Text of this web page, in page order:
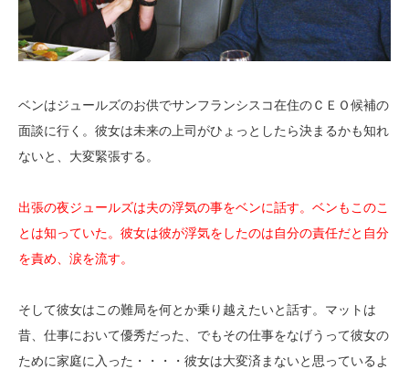
ベンはジュールズのお供でサンフランシスコ在住のＣＥＯ候補の
面談に行く。彼女は未来の上司がひょっとしたら決まるかも知れ
ないと、大変緊張する。
出張の夜ジュールズは夫の浮気の事をベンに話す。ベンもこのこ
とは知っていた。彼女は彼が浮気をしたのは自分の責任だと自分
を責め、涙を流す。
そして彼女はこの難局を何とか乗り越えたいと話す。マットは
昔、仕事において優秀だった、でもその仕事をなげうって彼女の
ために家庭に入った・・・・彼女は大変済まないと思っているよ